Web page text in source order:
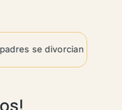
se divorcian siendo